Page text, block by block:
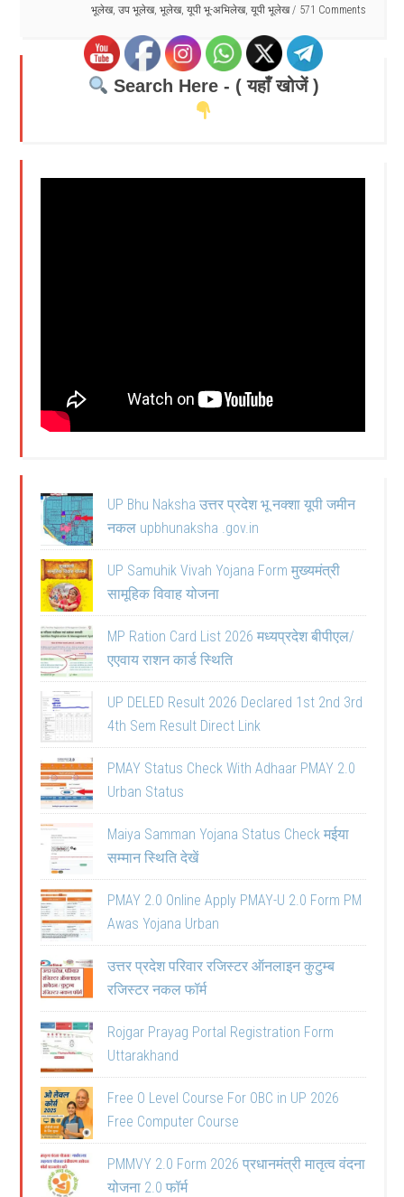
भूलेख, उप भूलेख, भूलेख, यूपी भू-अभिलेख, यूपी भूलेख 571 Comments
Search Here - ( यहाँ खोजें )
UP Bhu Naksha उत्तर प्रदेश भू नक्शा यूपी जमीन
नकल upbhunaksha .gov.in
UP Samuhik Vivah Yojana Form मुख्यमंत्री
सामूहिक विवाह योजना
MP Ration Card List 2026 मध्यप्रदेश बीपीएल/
एएवाय राशन कार्ड स्थिति
UP DELED Result 2026 Declared 1st 2nd 3rd
4th Sem Result Direct Link
PMAY Status Check With Adhaar PMAY 2.0
Urban Status
Maiya Samman Yojana Status Check मईया
सम्मान स्थिति देखें
PMAY 2.0 Online Apply PMAY-U 2.0 Form PM
Awas Yojana Urban
उत्तर प्रदेश परिवार रजिस्टर ऑनलाइन कुटुम्ब
रजिस्टर नकल फॉर्म
Rojgar Prayag Portal Registration Form
Uttarakhand
Free O Level Course For OBC in UP 2026
Free Computer Course
PMMVY 2.0 Form 2026 प्रधानमंत्री मातृत्व वंदना
योजना 2.0 फॉर्म